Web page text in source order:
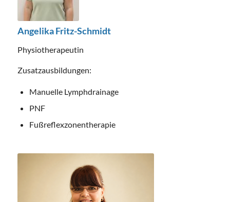
Angelika Fritz-Schmidt
Physiotherapeutin
Zusatzausbildungen:
Manuelle Lymphdrainage
PNF
Fußreflexzonentherapie